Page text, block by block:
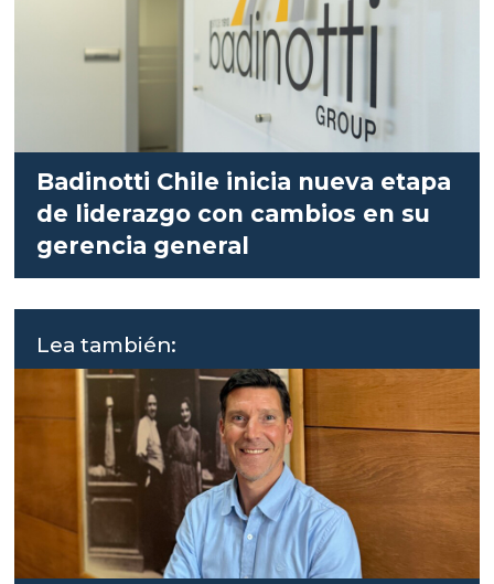
Badinotti Chile inicia nueva etapa
de liderazgo con cambios en su
gerencia general
Lea también: